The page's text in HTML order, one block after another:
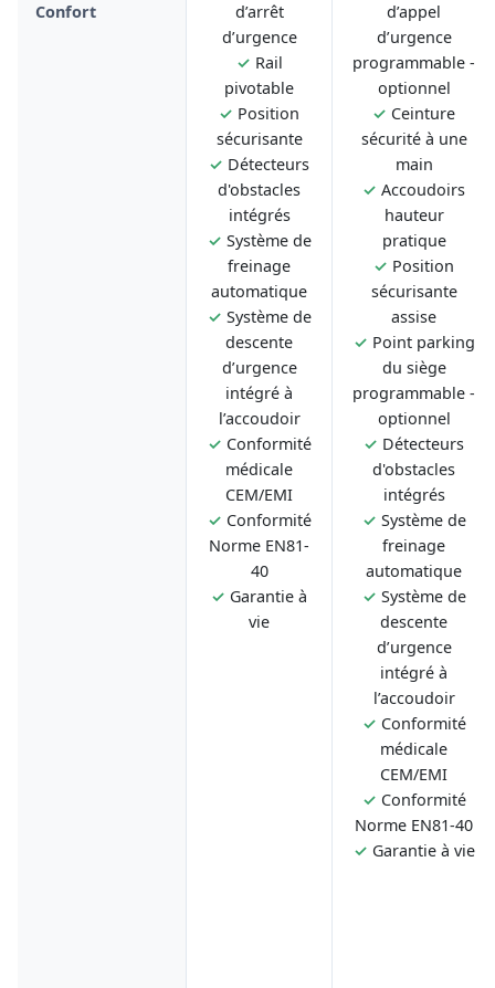
Confort
d’arrêt
d’urgence
✓ Rail
pivotable
✓ Position
sécurisante
✓ Détecteurs
d'obstacles
intégrés
✓ Système de
freinage
automatique
✓ Système de
descente
d’urgence
intégré à
l’accoudoir
✓ Conformité
médicale
CEM/EMI
✓ Conformité
Norme EN81-
40
✓ Garantie à
vie
d’appel
d’urgence
programmable -
optionnel
✓ Ceinture
sécurité à une
main
✓ Accoudoirs
hauteur
pratique
✓ Position
sécurisante
assise
✓ Point parking
du siège
programmable -
optionnel
✓ Détecteurs
d'obstacles
intégrés
✓ Système de
freinage
automatique
✓ Système de
descente
d’urgence
intégré à
l’accoudoir
✓ Conformité
médicale
CEM/EMI
✓ Conformité
Norme EN81-40
✓ Garantie à vie